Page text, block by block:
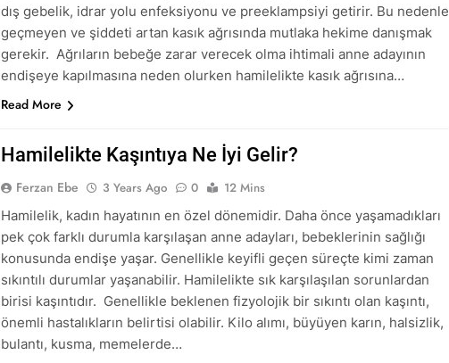
dış gebelik, idrar yolu enfeksiyonu ve preeklampsiyi getirir. Bu nedenle
geçmeyen ve şiddeti artan kasık ağrısında mutlaka hekime danışmak
gerekir. Ağrıların bebeğe zarar verecek olma ihtimali anne adayının
endişeye kapılmasına neden olurken hamilelikte kasık ağrısına…
Read More
Hamilelikte Kaşıntıya Ne İyi Gelir?
Ferzan Ebe 3 Years Ago 0
12 Mins
Hamilelik, kadın hayatının en özel dönemidir. Daha önce yaşamadıkları
pek çok farklı durumla karşılaşan anne adayları, bebeklerinin sağlığı
konusunda endişe yaşar. Genellikle keyifli geçen süreçte kimi zaman
sıkıntılı durumlar yaşanabilir. Hamilelikte sık karşılaşılan sorunlardan
birisi kaşıntıdır. Genellikle beklenen fizyolojik bir sıkıntı olan kaşıntı,
önemli hastalıkların belirtisi olabilir. Kilo alımı, büyüyen karın, halsizlik,
bulantı, kusma, memelerde…